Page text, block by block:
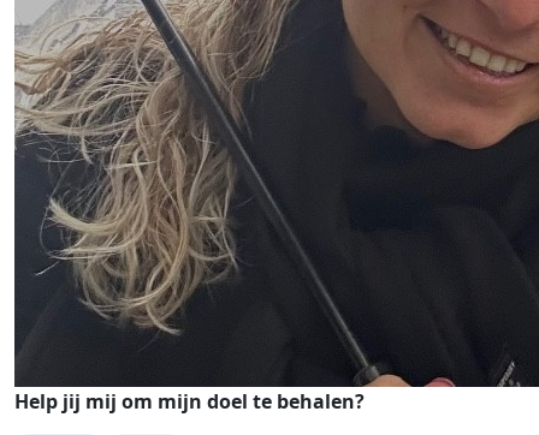
Help jij mij om mijn doel te behalen?